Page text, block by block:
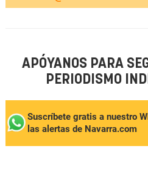
APÓYANOS PARA
PERIODISMO
Suscríbete gratis a nuestro
las alertas de Navarra.com